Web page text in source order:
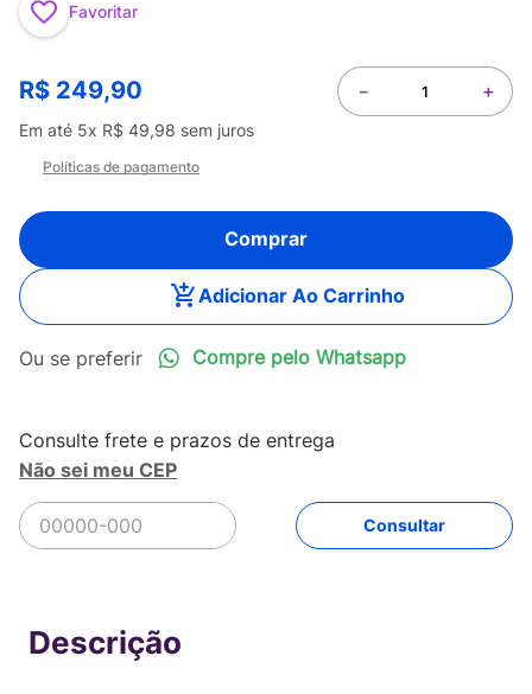
Favoritar
R$ 249,90
Em até 5x R$ 49,98 sem juros
＋
－
Políticas de pagamento
Comprar
Adicionar Ao Carrinho
Compre pelo Whatsapp
Não sei meu CEP
R$249,90
49